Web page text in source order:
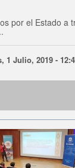
por el Estado a
1 Julio, 2019 -